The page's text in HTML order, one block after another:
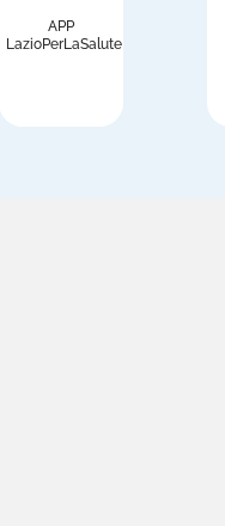
APP
LazioPerLaSalute